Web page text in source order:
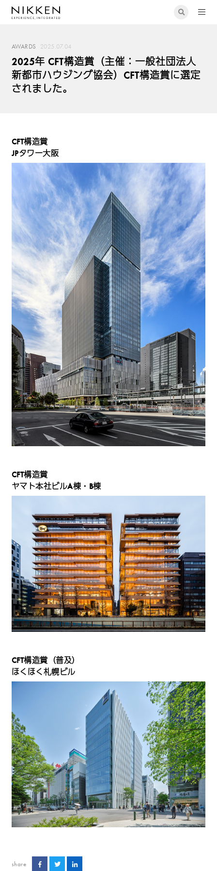
AWARDS 2025.07.04
2025年 CFT構造賞（主催：一般社団法人
新都市ハウジング協会）CFT構造賞に選定
されました。
CFT構造賞
JPタワー大阪
CFT構造賞
ヤマト本社ビルA棟・B棟
CFT構造賞（普及）
ほくほく札幌ビル
share